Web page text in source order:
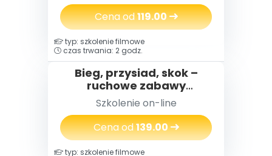
Cena od119.00
typ: szkolenie filmowe
czas trwania: 2 godz.
Bieg, przysiad, skok –
ruchowe zabawy
dydaktyczne na cały rok
Szkolenie on-line
Cena od139.00
typ: szkolenie filmowe